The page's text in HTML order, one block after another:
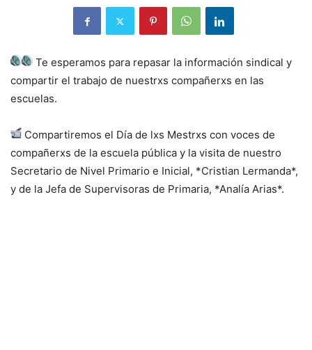
Te esperamos para repasar la información sindical y
compartir el trabajo de nuestrxs compañerxs en las
escuelas.
Compartiremos el Día de lxs Mestrxs con voces de
compañerxs de la escuela pública y la visita de nuestro
Secretario de Nivel Primario e Inicial, *Cristian Lermanda*,
y de la Jefa de Supervisoras de Primaria, *Analía Arias*.